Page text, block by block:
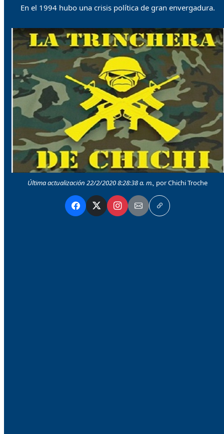
En el 1994 hubo una crisis política de gran envergadura.
Última actualización 22/2/2020 8:28:38 a. m., por Chichi Troche